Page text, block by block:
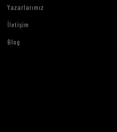
Yazarlarımız
İletişim
Blog